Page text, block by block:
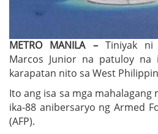
METRO MANILA – Tiniyak ni
Marcos Junior na patuloy na
karapatan nito sa West
Ito ang isa sa mga mahalagang
ika-88 anibersaryo ng Armed
(AFP).